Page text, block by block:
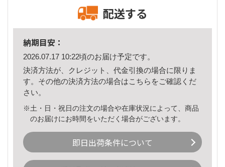
配送する
納期目安：
2026.07.17 10:22頃のお届け予定です。
決済方法が、クレジット、代金引換の場合に限りま
す。その他の決済方法の場合はこちら をご確認くだ
さい。
※土・日・祝日の注文の場合や在庫状況によって、商品
のお届けにお時間をいただく場合がございます。
即日出荷条件について